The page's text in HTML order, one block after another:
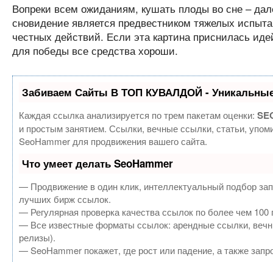
Вопреки всем ожиданиям, кушать плоды во сне –
сновидение является предвестником тяжелых
честных действий. Если эта картина приснилась
для победы все средства хороши.
Забиваем Сайты В ТОП КУВАЛДОЙ - Уникальные
Каждая ссылка анализируется по трем пакетам оценки:
и простым занятием. Ссылки, вечные ссылки, статьи,
SeoHammer для продвижения вашего сайта.
Что умеет делать SeoHammer
— Продвижение в один клик, интеллектуальный подбор
лучших бирж ссылок.
— Регулярная проверка качества ссылок по более чем
— Все известные форматы ссылок: арендные ссылки,
релизы).
— SeoHammer покажет, где рост или падение, а также